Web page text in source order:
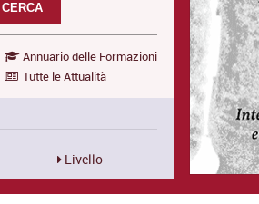
CERCA
Annuario delle Formazioni
Tutte le Attualità
Livello